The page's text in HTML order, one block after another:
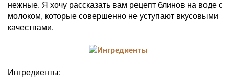
нежные. Я хочу рассказать вам рецепт блинов на воде с
молоком, которые совершенно не уступают вкусовыми
качествами.
Ингредиенты: